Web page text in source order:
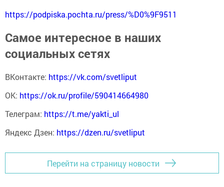
https://podpiska.pochta.ru/press/%D0%9F9511
Самое интересное в наших
социальных сетях
ВКонтакте: https://vk.com/svetliput
ОК: https://ok.ru/profile/590414664980
Телеграм: https://t.me/yakti_ul
Яндекс Дзен: https://dzen.ru/svetliput
Перейти на страницу новости